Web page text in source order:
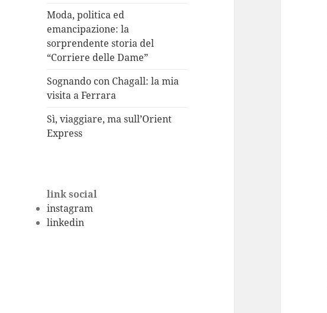
Moda, politica ed
emancipazione: la
sorprendente storia del
“Corriere delle Dame”
Sognando con Chagall: la mia
visita a Ferrara
Sì, viaggiare, ma sull’Orient
Express
link social
instagram
linkedin